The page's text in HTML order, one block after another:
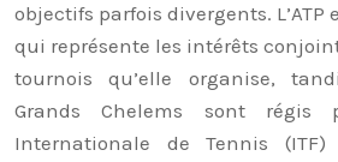
objectifs parfois divergents.
qui représente les intérêts
tournois qu’elle organise,
Grands Chelems sont régis
Internationale de Tennis